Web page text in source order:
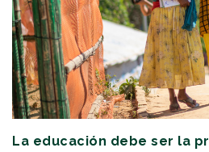
La educación debe ser la